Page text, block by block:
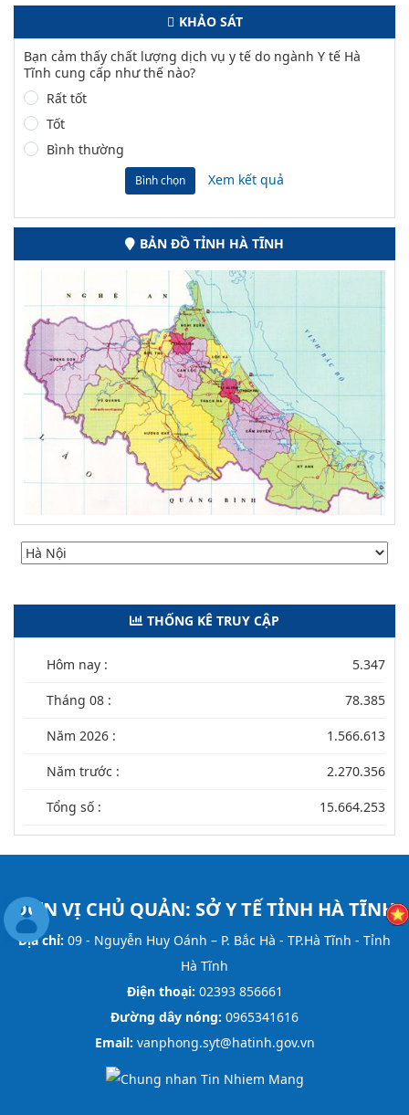
KHẢO SÁT
Bạn cảm thấy chất lượng dịch vụ y tế do ngành Y tế Hà
Tĩnh cung cấp như thế nào?
Rất tốt
Tốt
Bình thường
Bình chọn Xem kết quả
BẢN ĐỒ TỈNH HÀ TĨNH
THỐNG KÊ TRUY CẬP
Hôm nay : 5.347
Tháng 08 : 78.385
Năm 2026 : 1.566.613
Năm trước : 2.270.356
Tổng số : 15.664.253
ĐƠN VỊ CHỦ QUẢN: SỞ Y TẾ TỈNH HÀ TĨNH
Địa chỉ: 09 - Nguyễn Huy Oánh – P. Bắc Hà - TP.Hà Tĩnh - Tỉnh
Hà Tĩnh
Điện thoại: 02393 856661
Đường dây nóng: 0965341616
Email: vanphong.syt@hatinh.gov.vn